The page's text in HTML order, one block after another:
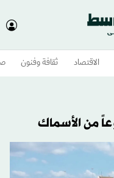
الاقتصاد ثقافة وفنون